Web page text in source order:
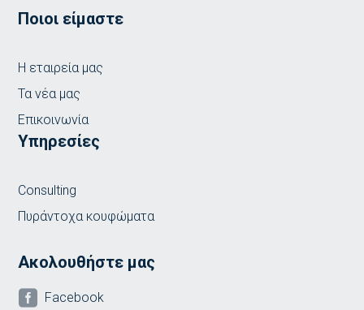
Ποιοι είμαστε
Η εταιρεία μας
Τα νέα μας
Επικοινωνία
Υπηρεσίες
Consulting
Πυράντοχα κουφώματα
Ακολουθήστε μας
 Facebook